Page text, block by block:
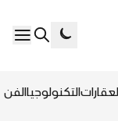
التكنولوجياالفن